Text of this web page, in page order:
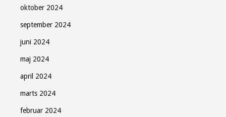
oktober 2024
september 2024
juni 2024
maj 2024
april 2024
marts 2024
februar 2024